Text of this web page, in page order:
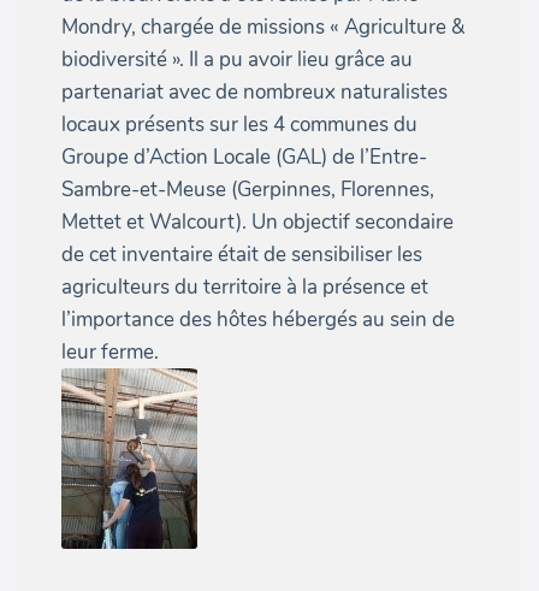
Mondry, chargée de missions « Agriculture &
biodiversité ». Il a pu avoir lieu grâce au
partenariat avec de nombreux naturalistes
locaux présents sur les 4 communes du
Groupe d’Action Locale (GAL) de l’Entre-
Sambre-et-Meuse (Gerpinnes, Florennes,
Mettet et Walcourt). Un objectif secondaire
de cet inventaire était de sensibiliser les
agriculteurs du territoire à la présence et
l’importance des hôtes hébergés au sein de
leur ferme.